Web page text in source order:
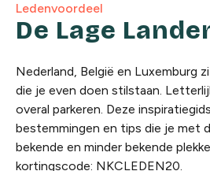
Ledenvoordeel
De Lage
Nederland, België en Luxemburg
die je even doen stilstaan.
overal parkeren. Deze
bestemmingen en tips die je met
bekende en minder bekende
kortingscode: NKCLEDEN20.